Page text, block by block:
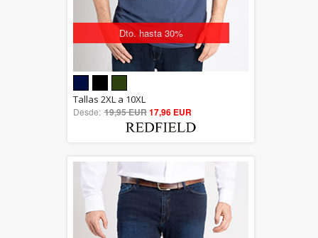
Dto. hasta 30%
5.00
out of 5
Tallas 2XL a 10XL
Desde: 19,95 EUR17,96 EUR